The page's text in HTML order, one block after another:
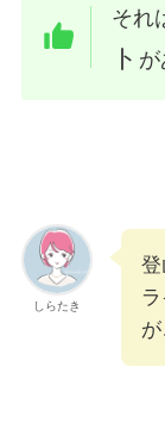
それ
ト が
しらたき